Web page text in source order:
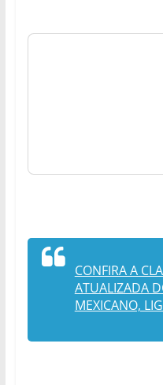
CONFIRA A
ATUALIZADA
MEXICANO,